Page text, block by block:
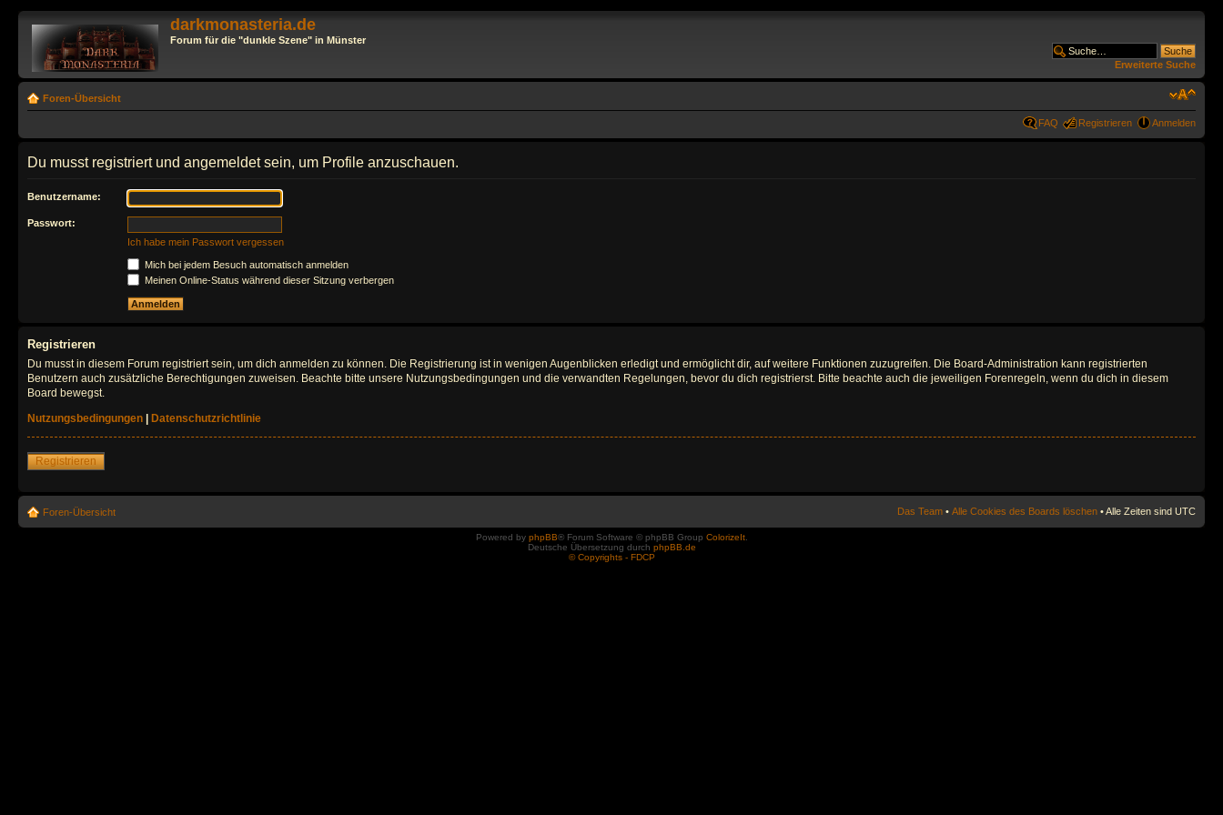
darkmonasteria.de
Forum für die "dunkle Szene" in Münster
Erweiterte Suche
Foren-Übersicht
FAQ Registrieren Anmelden
Du musst registriert und angemeldet sein, um Profile anzuschauen.
Benutzername:
Passwort:
Ich habe mein Passwort vergessen
Mich bei jedem Besuch automatisch anmelden
Meinen Online-Status während dieser Sitzung verbergen
Registrieren
Du musst in diesem Forum registriert sein, um dich anmelden zu können. Die Registrierung ist in wenigen Augenblicken erledigt und ermöglicht dir, auf weitere Funktionen zuzugreifen. Die Board-Administration kann registrierten
Benutzern auch zusätzliche Berechtigungen zuweisen. Beachte bitte unsere Nutzungsbedingungen und die verwandten Regelungen, bevor du dich registrierst. Bitte beachte auch die jeweiligen Forenregeln, wenn du dich in diesem
Board bewegst.
Nutzungsbedingungen
Datenschutzrichtlinie
Registrieren
Foren-Übersicht Das Team • Alle Cookies des Boards löschen • Alle Zeiten sind UTC
Powered by phpBB® Forum Software © phpBB Group ColorizeIt.
Deutsche Übersetzung durch phpBB.de
© Copyrights - FDCP